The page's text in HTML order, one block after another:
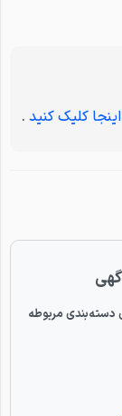
اینجا کلیک کنید .
دسته‌بندی مربوطه